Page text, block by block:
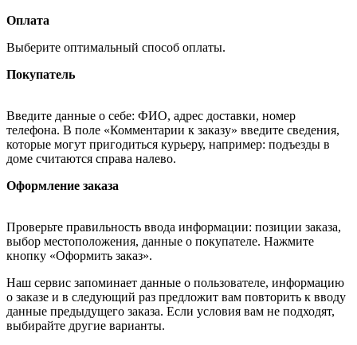
Оплата
Выберите оптимальный способ оплаты.
Покупатель
Введите данные о себе: ФИО, адрес доставки, номер
телефона. В поле «Комментарии к заказу» введите сведения,
которые могут пригодиться курьеру, например: подъезды в
доме считаются справа налево.
Оформление заказа
Проверьте правильность ввода информации: позиции заказа,
выбор местоположения, данные о покупателе. Нажмите
кнопку «Оформить заказ».
Наш сервис запоминает данные о пользователе, информацию
о заказе и в следующий раз предложит вам повторить к вводу
данные предыдущего заказа. Если условия вам не подходят,
выбирайте другие варианты.